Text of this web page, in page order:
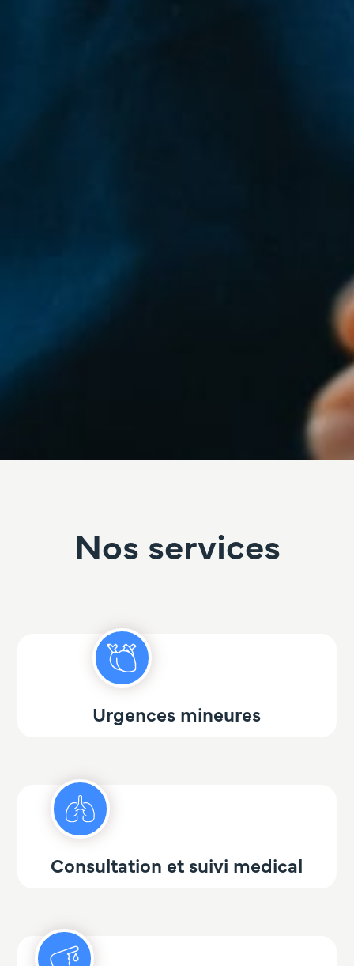
Nos services
Urgences mineures
Consultation et suivi medical